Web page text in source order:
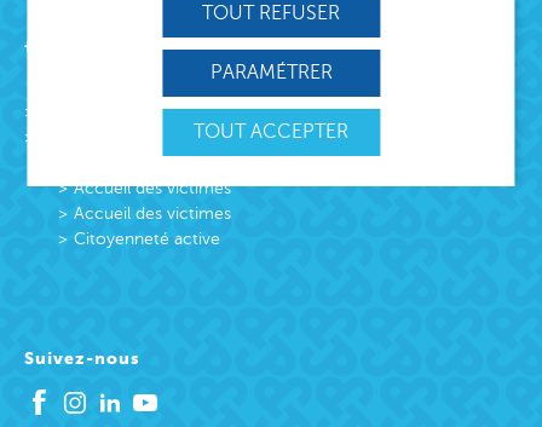
Acteur de lien social
Protection Enfance et Familles
Accueil des victimes
Accueil des victimes
Citoyenneté active
Suivez-nous
TOUT ACCEPTER
TOUT REFUSER
PARAMÉTRER